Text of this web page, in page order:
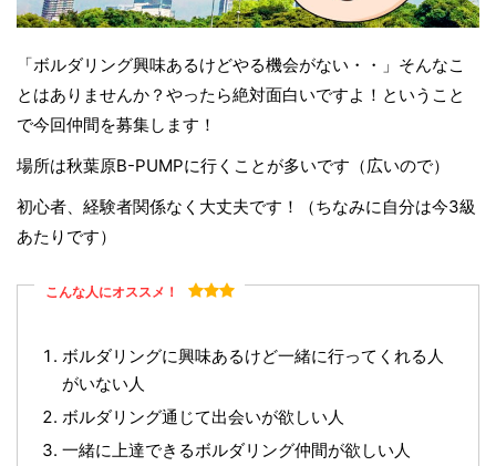
「ボルダリング興味あるけどやる機会がない・・」そんなこ
とはありませんか？やったら絶対面白いですよ！ということ
で今回仲間を募集します！
場所は秋葉原B-PUMPに行くことが多いです（広いので）
初心者、経験者関係なく大丈夫です！（ちなみに自分は今3級
あたりです）
こんな人にオススメ！
ボルダリングに興味あるけど一緒に行ってくれる人
がいない人
ボルダリング通じて出会いが欲しい人
一緒に上達できるボルダリング仲間が欲しい人